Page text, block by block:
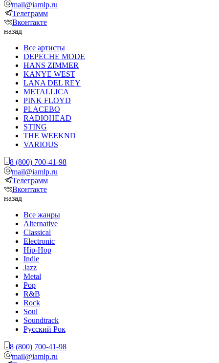
mail@iamlp.ru
Телеграмм
Вконтакте
назад
Все артисты
DEPECHE MODE
HANS ZIMMER
KANYE WEST
LANA DEL REY
METALLICA
PINK FLOYD
PLACEBO
RADIOHEAD
STING
THE WEEKND
VARIOUS
8 (800) 700-41-98
mail@iamlp.ru
Телеграмм
Вконтакте
назад
Все жанры
Alternative
Classical
Electronic
Hip-Hop
Indie
Jazz
Metal
Pop
R&B
Rock
Soul
Soundtrack
Русский Рок
8 (800) 700-41-98
mail@iamlp.ru